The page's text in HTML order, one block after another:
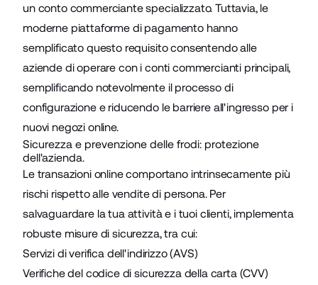
un conto commerciante specializzato. Tuttavia, le
moderne piattaforme di pagamento hanno
semplificato questo requisito consentendo alle
aziende di operare con i conti commercianti principali,
semplificando notevolmente il processo di
configurazione e riducendo le barriere all'ingresso per i
nuovi negozi online.
Sicurezza e prevenzione delle frodi: protezione
dell'azienda.
Le transazioni online comportano intrinsecamente più
rischi rispetto alle vendite di persona. Per
salvaguardare la tua attività e i tuoi clienti, implementa
robuste misure di sicurezza, tra cui:
Servizi di verifica dell'indirizzo (AVS)
Verifiche del codice di sicurezza della carta (CVV)